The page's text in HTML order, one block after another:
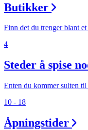
Butikker
Finn det du trenger blant
4
Steder å spise
Enten du kommer sulten
10 - 18
Åpningstider